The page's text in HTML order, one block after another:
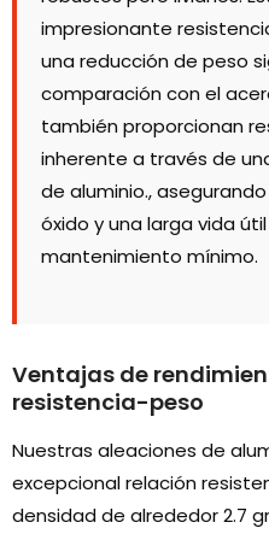
impresionante
una reducción de peso
comparación con el
también proporcionan
inherente a través de
de aluminio.,
óxido y una larga vida
mantenimiento mínimo.
Ventajas de
resistencia-peso
Nuestras aleaciones de
excepcional relación
densidad de alrededor 2.7